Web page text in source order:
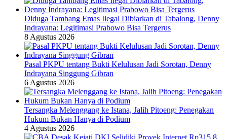
Diduga Tambang Emas Ilegal Dibiarkan di Tabalong, Denny
Indrayana: Legitimasi Prabowo Bisa Tergerus
8 Agustus 2026
Pasal PKPU tentang Bukti Kelulusan Jadi Sorotan, Denny
Indrayana Singgung Gibran
6 Agustus 2026
Tersangka Melenggang ke Istana, Jalih Pitoeng: Penegakan
Hukum Bukan Hanya di Podium
4 Agustus 2026